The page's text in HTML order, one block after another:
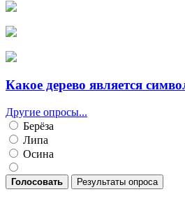
Какое дерево является
Другие опросы...
Берёза
Липа
Осина
Голосовать Результаты опроса